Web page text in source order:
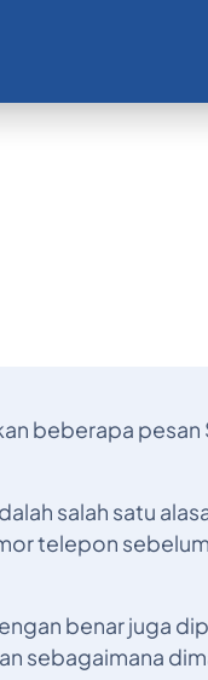
beberapa pesan
salah satu
telepon
benar juga
sebagaimana